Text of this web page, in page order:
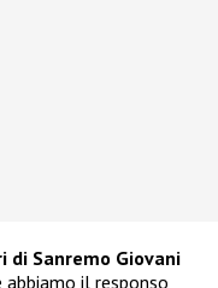
di Sanremo Giovani
il responso